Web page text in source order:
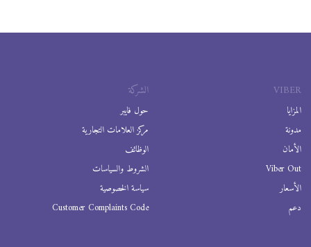
VIBER
المزايا
مدونة
الأمان
Viber Out
الأسعار
دعم
الشركة
حول فايبر
مركز العلامات التجارية
الوظائف
الشروط والسياسات
سياسة الخصوصية
Customer Complaints Code